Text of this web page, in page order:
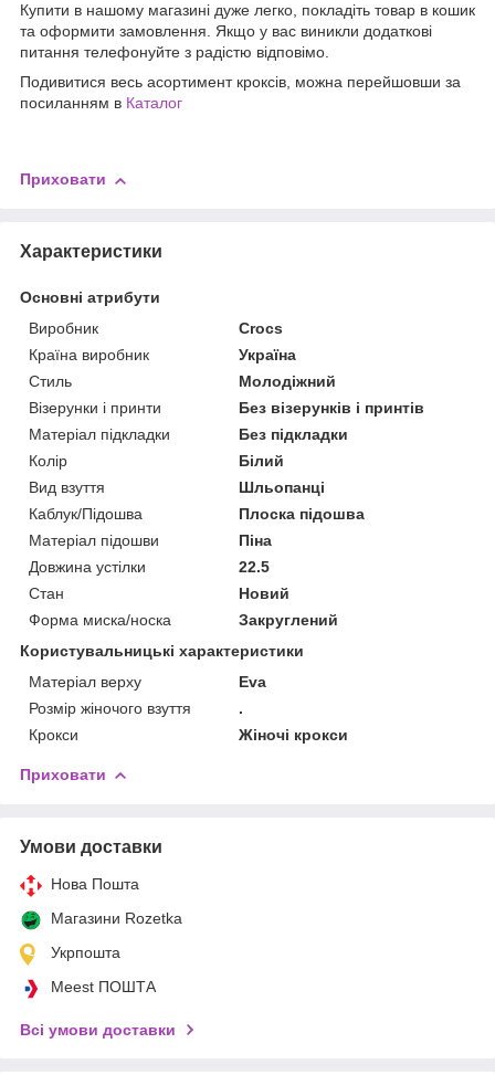
Купити в нашому магазині дуже легко, покладіть товар в кошик
та оформити замовлення. Якщо у вас виникли додаткові
питання телефонуйте з радістю відповімо.
Подивитися весь асортимент кроксів, можна перейшовши за
посиланням в Каталог
Приховати
Характеристики
Основні атрибути
Виробник
Crocs
Країна виробник
Україна
Стиль
Молодіжний
Візерунки і принти
Без візерунків і принтів
Матеріал підкладки
Без підкладки
Колір
Білий
Вид взуття
Шльопанці
Каблук/Підошва
Плоска підошва
Матеріал підошви
Піна
Довжина устілки
22.5
Стан
Новий
Форма миска/носка
Закруглений
Користувальницькі характеристики
Матеріал верху
Eva
Розмір жіночого взуття
.
Крокси
Жіночі крокси
Приховати
Умови доставки
Нова Пошта
Магазини Rozetka
Укрпошта
Meest ПОШТА
Всі умови доставки